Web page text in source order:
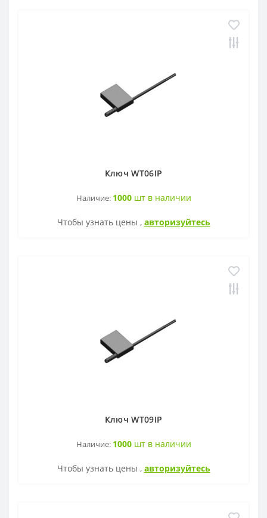
Ключ WT06IP
Наличие: 1000шт в наличии
Чтобы узнать цены , авторизуйтесь
Ключ WT09IP
Наличие: 1000шт в наличии
Чтобы узнать цены , авторизуйтесь